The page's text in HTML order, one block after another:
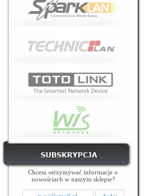
Chcesz otrzymywać informacje o
nowościach w naszym sklepie?